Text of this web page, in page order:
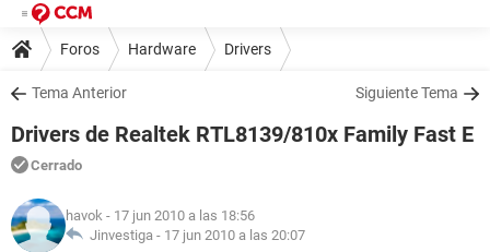
Foros Hardware Drivers
Tema Anterior Siguiente Tema
Drivers de Realtek RTL8139/810x Family Fast E
Cerrado
havok - 17 jun 2010 a las 18:56
Jinvestiga - 17 jun 2010 a las 20:07